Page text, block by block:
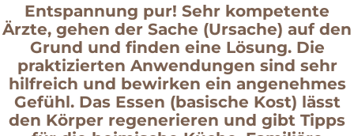
Entspannung pur! Sehr kompetente
Ärzte, gehen der Sache (Ursache) auf den
Grund und finden eine Lösung. Die
praktizierten Anwendungen sind sehr
hilfreich und bewirken ein angenehmes
Gefühl. Das Essen (basische Kost) lässt
den Körper regenerieren und gibt Tipps